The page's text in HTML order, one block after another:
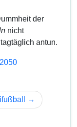
der
nicht
antun.